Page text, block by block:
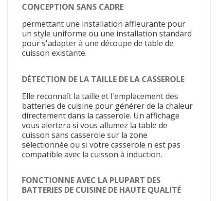
CONCEPTION SANS CADRE
permettant une installation affleurante pour
un style uniforme ou une installation standard
pour s'adapter à une découpe de table de
cuisson existante.
DÉTECTION DE LA TAILLE DE LA CASSEROLE
Elle reconnaît la taille et l'emplacement des
batteries de cuisine pour générer de la chaleur
directement dans la casserole. Un affichage
vous alertera si vous allumez la table de
cuisson sans casserole sur la zone
sélectionnée ou si votre casserole n'est pas
compatible avec la cuisson à induction.
FONCTIONNE AVEC LA PLUPART DES
BATTERIES DE CUISINE DE HAUTE QUALITÉ